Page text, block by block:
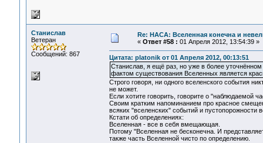
Станислав
Ветеран
Сообщений: 867
Re: НАСА: Вселенная конечна и
« Ответ #58 : 01 Апреля 2012, 13:54:39 »
Цитата: platonik от 01 Апреля 2012, 00:13:51
Станислав, я ещё раз, но уже в более
фактом существования Вселенных является
Строго говоря, ни одного вселенского события
не может.
Если хотите говорить, говорите о "наблюдаемой
Своим кратким напоминанием про красное
всяких "вселенских" событий и пустопорожности
Кстати об определениях:
Вселенная - все в себя вмещающая.
Потому "Вселенная не бесконечна. И
также часть Вселенной чисто по определению.